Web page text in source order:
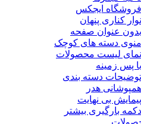
فروشگاه ایجکس
نوار کناری پنهان
بدون عنوان صفحه
منوی دسته های کوچک
نمای لیست محصولات
با پس زمینه
توضیحات دسته بندی
همپوشانی هدر
پیمایش بی نهایت
دکمه بارگیری بیشتر